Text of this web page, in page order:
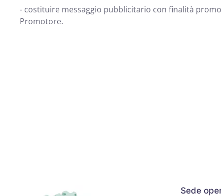
- costituire messaggio pubblicitario con finalità
Promotore.
Sede